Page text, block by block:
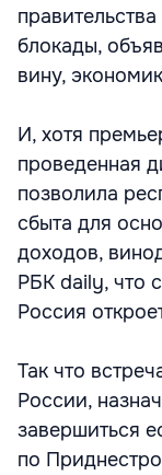
блокады,
вину,
И, хотя
проведенная
позволила
сбыта для
доходов,
РБК daily, что
Россия
Так что
России,
завершиться
по